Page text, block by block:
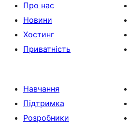
Про нас
Новини
Хостинг
Приватність
Навчання
Підтримка
Розробники